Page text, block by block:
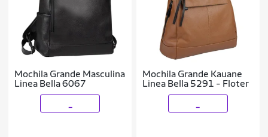
Mochila Grande Masculina
Linea Bella 6067
Mochila Grande Kauane
Linea Bella 5291 - Floter